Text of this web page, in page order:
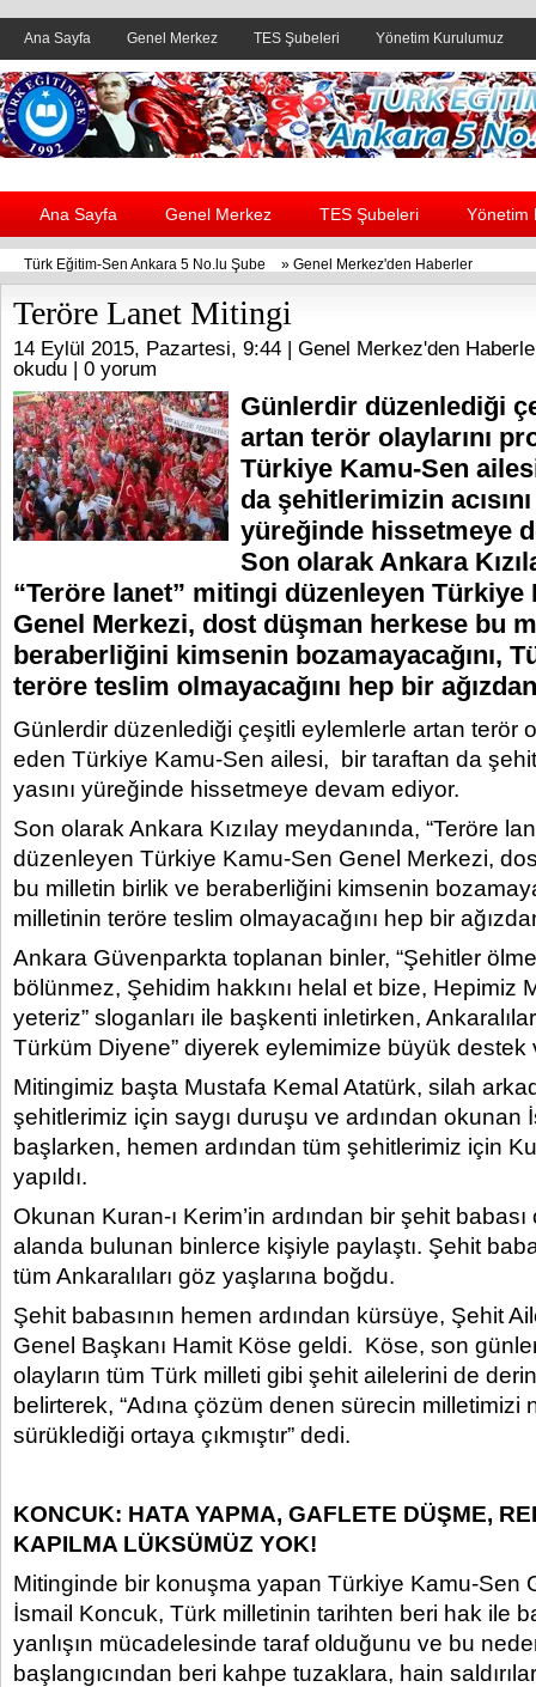
Ana Sayfa Genel Merkez TES Şubeleri Yönetim Kurulumuz
Header yanı reklam alanı
Ana Sayfa Genel Merkez TES Şubeleri Yönetim
Türk Eğitim-Sen Ankara 5 No.lu Şube » Genel Merkez'den Haberler
Teröre Lanet Mitingi
14 Eylül 2015, Pazartesi, 9:44 | Genel Merkez'den
okudu | 0 yorum
Günlerdir düzenlediği
artan terör olaylarını
Türkiye Kamu-Sen
da şehitlerimizin acısını
yüreğinde hissetmeye
Son olarak Ankara
“Teröre lanet” mitingi düzenleyen Türkiye
Genel Merkezi, dost düşman herkese bu
beraberliğini kimsenin bozamayacağını,
teröre teslim olmayacağını hep bir
Günlerdir düzenlediği çeşitli eylemlerle artan terör
eden Türkiye Kamu-Sen ailesi, bir taraftan da
yasını yüreğinde hissetmeye devam ediyor.
Son olarak Ankara Kızılay meydanında, “Teröre
düzenleyen Türkiye Kamu-Sen Genel Merkezi,
bu milletin birlik ve beraberliğini kimsenin
milletinin teröre teslim olmayacağını hep bir
Ankara Güvenparkta toplanan binler, “Şehitler
bölünmez, Şehidim hakkını helal et bize, Hepimiz
yeteriz” sloganları ile başkenti inletirken,
Türküm Diyene” diyerek eylemimize büyük destek
Mitingimiz başta Mustafa Kemal Atatürk, silah
şehitlerimiz için saygı duruşu ve ardından okunan
başlarken, hemen ardından tüm şehitlerimiz için
yapıldı.
Okunan Kuran-ı Kerim’in ardından bir şehit babası
alanda bulunan binlerce kişiyle paylaştı. Şehit
tüm Ankaralıları göz yaşlarına boğdu.
Şehit babasının hemen ardından kürsüye, Şehit
Genel Başkanı Hamit Köse geldi. Köse, son
olayların tüm Türk milleti gibi şehit ailelerini de
belirterek, “Adına çözüm denen sürecin milletimizi
sürüklediği ortaya çıkmıştır” dedi.
KONCUK: HATA YAPMA, GAFLETE DÜŞME,
KAPILMA LÜKSÜMÜZ YOK!
Mitinginde bir konuşma yapan Türkiye Kamu-Sen
İsmail Koncuk, Türk milletinin tarihten beri hak ile
yanlışın mücadelesinde taraf olduğunu ve bu
başlangıcından beri kahpe tuzaklara, hain